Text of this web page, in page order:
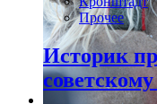
Прочее
Историк